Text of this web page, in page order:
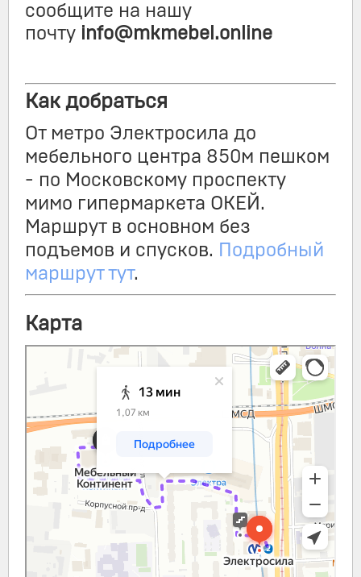
сообщите на нашу
почту info@mkmebel.online
Как добраться
От метро Электросила до
мебельного центра 850м пешком
- по Московскому проспекту
мимо гипермаркета ОКЕЙ.
Маршрут в основном без
подъемов и спусков. Подробный
маршрут тут.
Карта
Богатырский проспект, 18к2: как доехать на автомобиле,
общественным транспортом или пешком – Яндекс.Карты